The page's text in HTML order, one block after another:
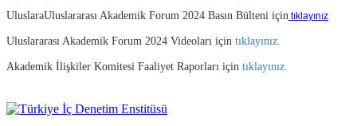
UluslaraUluslararası Akademik Forum 2024 Basın Bülteni için tıklayınız
Uluslararası Akademik Forum 2024 Videoları için tıklayınız.
Akademik İlişkiler Komitesi Faaliyet Raporları için tıklayınız.